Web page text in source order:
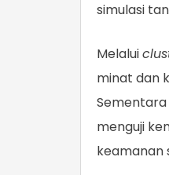
simulasi
Melalui
minat dan
Sementara
menguji
keamanan